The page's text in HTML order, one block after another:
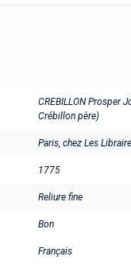
CREBILLON Prosper
Crébillon père)
Paris, chez Les
1775
Reliure fine
Bon
Français